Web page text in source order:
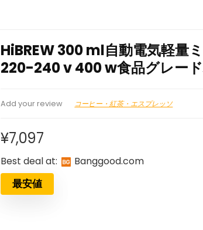
HiBREW 300 ml自動電気軽量
220-240 v 400 w食品グレー
Add your review コーヒー・紅茶・エスプレッソ
¥7,097
Best deal at: banggood.com
最安値